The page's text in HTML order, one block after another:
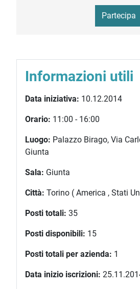
Partecipa
Informazioni utili
Data iniziativa: 10.12.2014
Orario: 11:00 - 16:00
Luogo: Palazzo Birago, Via
Giunta
Sala: Giunta
Città: Torino ( America , Stati
Posti totali: 35
Posti disponibili: 15
Posti totali per azienda: 1
Data inizio iscrizioni: